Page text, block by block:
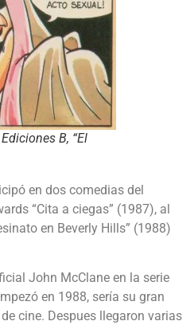
B, “El
en dos comedias del
“Cita a ciegas” (1987), al
en Beverly Hills” (1988)
John McClane en la serie
en 1988, sería su gran
cine. Despues llegaron varias